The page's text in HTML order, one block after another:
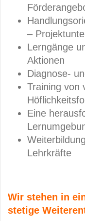
–
Lerngänge
Aktionen
Diagnose-
Training von
Eine
Lehrkräfte
Wir stehen in
stetige